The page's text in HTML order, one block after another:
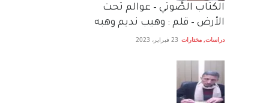
الكتاب الصَّوتي – عوالم تحت
الأرض – قلم : وهيب نديم وهبه
دراسات, مختارات 23 فبراير، 2023